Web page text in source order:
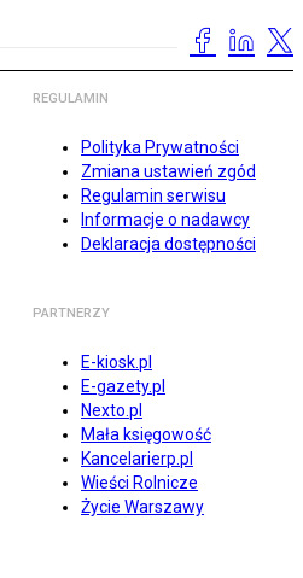
REGULAMIN
Polityka Prywatności
Zmiana ustawień zgód
Regulamin serwisu
Informacje o nadawcy
Deklaracja dostępności
PARTNERZY
E-kiosk.pl
E-gazety.pl
Nexto.pl
Mała księgowość
Kancelarierp.pl
Wieści Rolnicze
Życie Warszawy